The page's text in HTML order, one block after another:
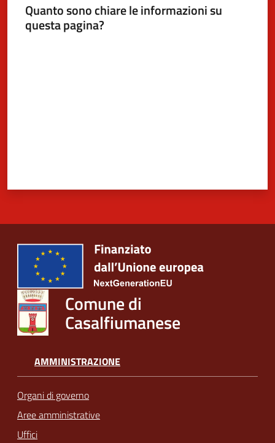
Quanto sono chiare le informazioni su
questa pagina?
Comune di
Casalfiumanese
AMMINISTRAZIONE
Organi di governo
Aree amministrative
Uffici